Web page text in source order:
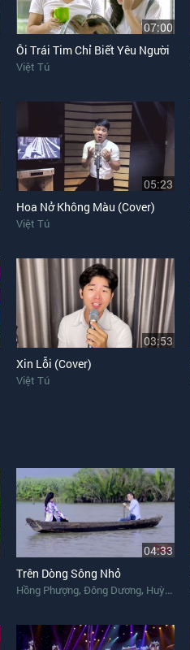
07:00
Ôi Trái Tim Chỉ Biết Yêu Người
Việt Tú
05:23
Hoa Nở Không Màu (Cover)
Việt Tú
03:53
Xin Lỗi (Cover)
Việt Tú
04:33
Trên Dòng Sông Nhỏ
Hồng Phượng, Đông Dương, Huỳnh Thật